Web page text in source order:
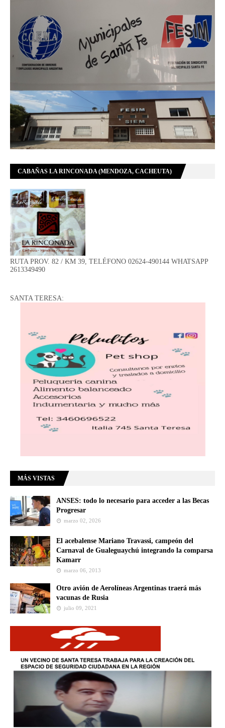
CABAÑAS LA RINCONADA (MENDOZA, CACHEUTA)
RUTA PROV. 82 / KM 39, TELÉFONO 02624-490144 WHATSAPP
2613349490
SANTA TERESA:
MÁS VISTAS
ANSES: todo lo necesario para acceder a las Becas
Progresar
marzo 02, 2026
El acebalense Mariano Travassi, campeón del
Carnaval de Gualeguaychú integrando la comparsa
Kamarr
marzo 06, 2013
Otro avión de Aerolíneas Argentinas traerá más
vacunas de Rusia
julio 09, 2021